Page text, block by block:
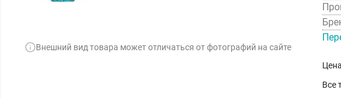
Внешний вид товара может отличаться от фотографий на сайте
Все